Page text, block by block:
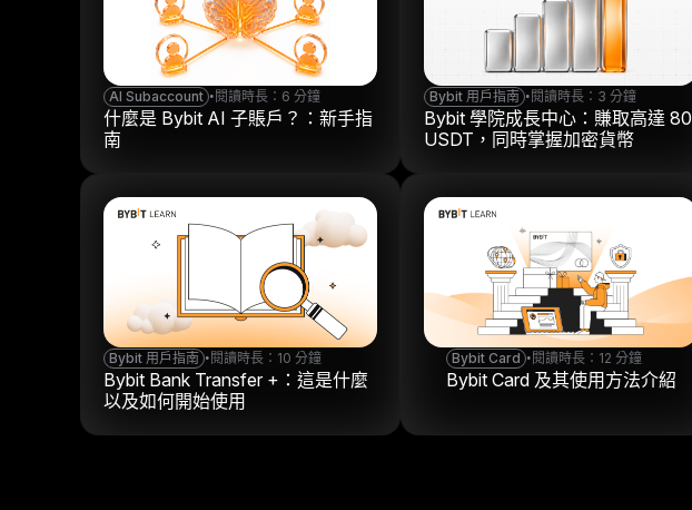
AI Subaccount • 閱讀時長：6 分鐘
什麼是 Bybit AI 子賬戶？：新手指
南
Bybit 用戶指南 • 閱讀時長：3 分鐘
Bybit 學院成長中心：賺取高達 80
USDT，同時掌握加密貨幣
Bybit 用戶指南 • 閱讀時長：10 分鐘
Bybit Bank Transfer +：這是什麼
以及如何開始使用
Bybit Card • 閱讀時長：12 分鐘
Bybit Card 及其使用方法介紹